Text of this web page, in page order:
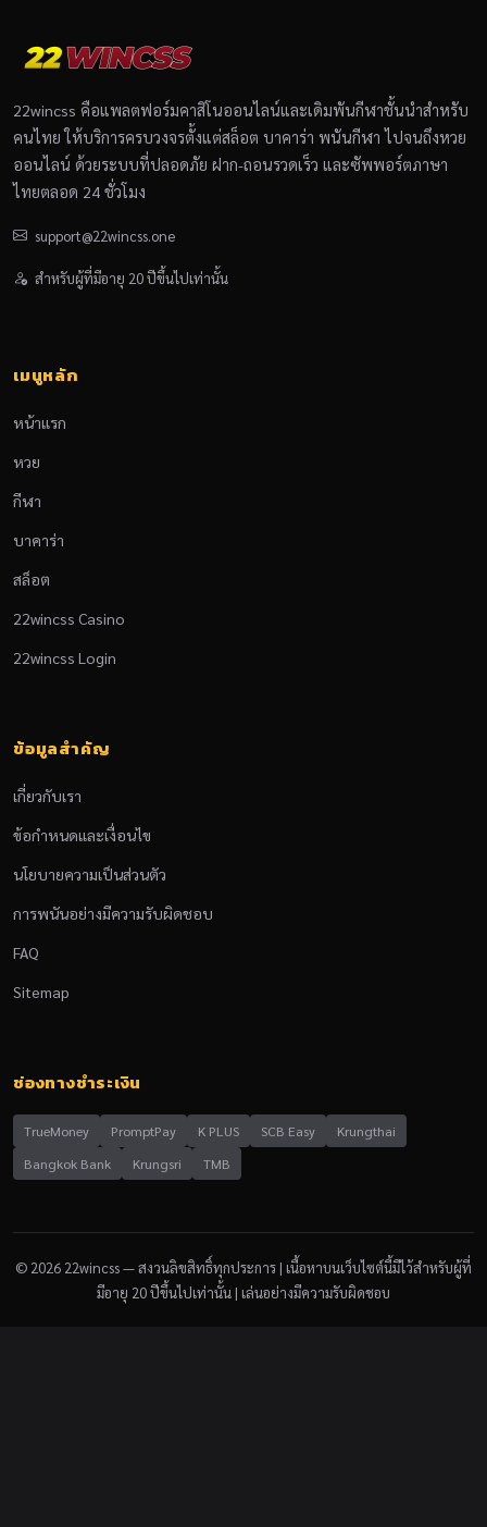
22wincss คือแพลตฟอร์มคาสิโนออนไลน์และเดิมพันกีฬาชั้นนำสำหรับ
คนไทย ให้บริการครบวงจรตั้งแต่สล็อต บาคาร่า พนันกีฬา ไปจนถึงหวย
ออนไลน์ ด้วยระบบที่ปลอดภัย ฝาก-ถอนรวดเร็ว และซัพพอร์ตภาษา
ไทยตลอด 24 ชั่วโมง
support@22wincss.one
สำหรับผู้ที่มีอายุ 20 ปีขึ้นไปเท่านั้น
เมนูหลัก
หน้าแรก
หวย
กีฬา
บาคาร่า
สล็อต
22wincss Casino
22wincss Login
ข้อมูลสำคัญ
เกี่ยวกับเรา
ข้อกำหนดและเงื่อนไข
นโยบายความเป็นส่วนตัว
การพนันอย่างมีความรับผิดชอบ
FAQ
Sitemap
ช่องทางชำระเงิน
TrueMoney PromptPay K PLUS SCB Easy
Krungthai
Bangkok Bank
Krungsri TMB
© 2026 22wincss — สงวนลิขสิทธิ์ทุกประการ | เนื้อหาบนเว็บไซต์นี้มีไว้สำหรับผู้ที่
มีอายุ 20 ปีขึ้นไปเท่านั้น | เล่นอย่างมีความรับผิดชอบ